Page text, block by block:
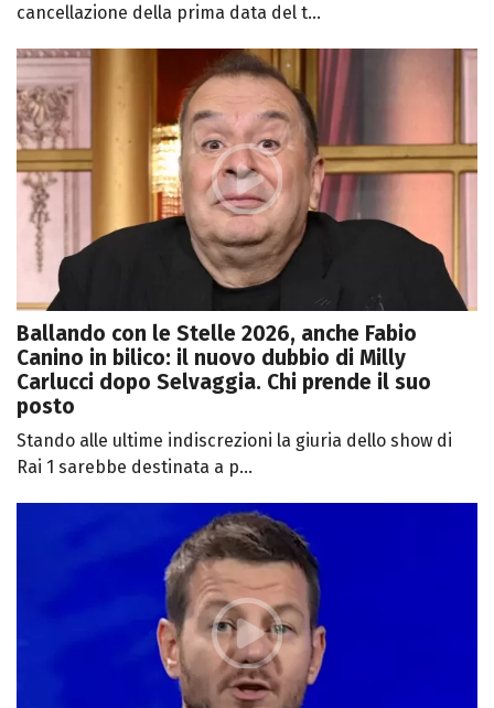
cancellazione della prima data del t...
Ballando con le Stelle 2026, anche Fabio
Canino in bilico: il nuovo dubbio di Milly
Carlucci dopo Selvaggia. Chi prende il suo
posto
Stando alle ultime indiscrezioni la giuria dello show di
Rai 1 sarebbe destinata a p...